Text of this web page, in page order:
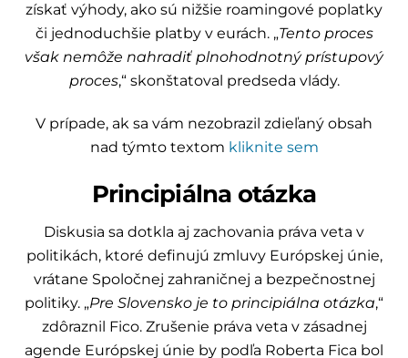
získať výhody, ako sú nižšie roamingové poplatky
či jednoduchšie platby v eurách. „Tento proces
však nemôže nahradiť plnohodnotný prístupový
proces,“ skonštatoval predseda vlády.
V prípade, ak sa vám nezobrazil zdieľaný obsah
nad týmto textom kliknite sem
Principiálna otázka
Diskusia sa dotkla aj zachovania práva veta v
politikách, ktoré definujú zmluvy Európskej únie,
vrátane Spoločnej zahraničnej a bezpečnostnej
politiky. „Pre Slovensko je to principiálna otázka,“
zdôraznil Fico. Zrušenie práva veta v zásadnej
agende Európskej únie by podľa Roberta Fica bol